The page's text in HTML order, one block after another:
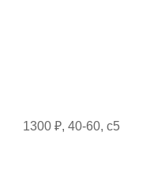
1300 ₽, 40-60, с5